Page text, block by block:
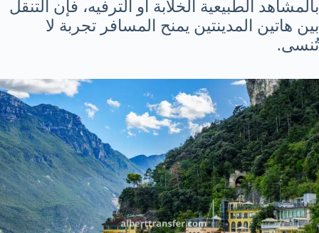
بالمشاهد الطبيعية الخلابة أو الترفيه، فإن التنقل
بين هاتين المدينتين يمنح المسافر تجربة لا
تُنسى.